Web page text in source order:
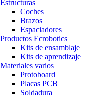
Estructuras
Coches
Brazos
Espaciadores
Productos Ecrobotics
Kits de ensamblaje
Kits de aprendizaje
Materiales varios
Protoboard
Placas PCB
Soldadura